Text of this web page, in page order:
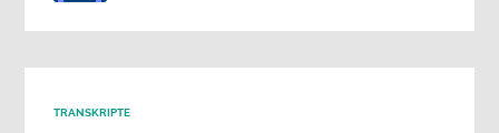
TRANSKRIPTE